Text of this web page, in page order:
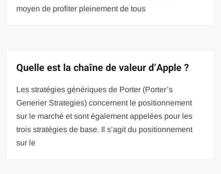
moyen de profiter pleinement de tous
Quelle est la chaîne de valeur d’Apple ?
Les stratégies génériques de Porter (Porter’s
Generier Strategies) concernent le positionnement
sur le marché et sont également appelées pour les
trois stratégies de base. Il s’agit du positionnement
sur le